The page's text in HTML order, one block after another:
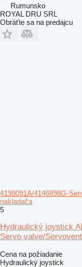
Rumunsko
ROYAL DRU SRL
Obráťte sa na predajcu
4198091A/4146898G-
nakladača
5
Hydraulický joystick
Servo valve/
Cena na požiadanie
Hydraulický joystick